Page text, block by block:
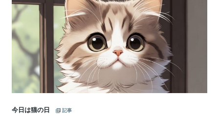
今日は猫の日
記事